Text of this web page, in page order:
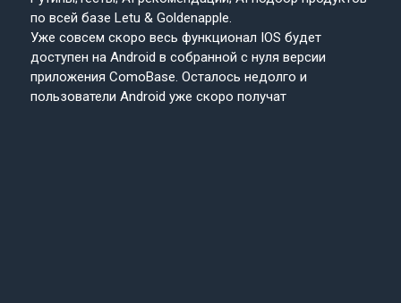
по всей базе Letu & Goldenapple.
Уже совсем скоро весь функционал IOS будет
доступен на Android в собранной с нуля версии
приложения ComoBase. Осталось недолго и
пользователи Android уже скоро получат